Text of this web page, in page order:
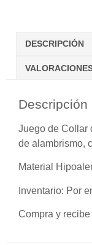
DESCRIPCIÓN
Descripción
Juego de Collar
de alambrismo,
Material
Inventario: Por
Compra y